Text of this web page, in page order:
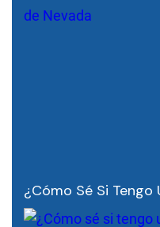
¿Cómo Sé Si Tengo